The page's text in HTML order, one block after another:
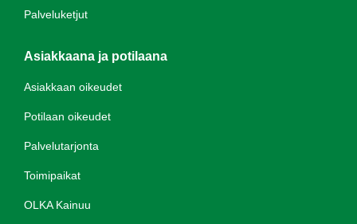
Palveluketjut
Asiakkaana ja potilaana
Asiakkaan oikeudet
Potilaan oikeudet
Palvelutarjonta
Toimipaikat
OLKA Kainuu